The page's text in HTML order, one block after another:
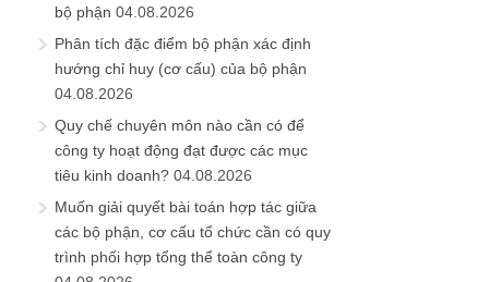
bộ phận 04.08.2026
Phân tích đặc điểm bộ phận xác định
hướng chỉ huy (cơ cấu) của bộ phận
04.08.2026
Quy chế chuyên môn nào cần có để
công ty hoạt động đạt được các mục
tiêu kinh doanh? 04.08.2026
Muốn giải quyết bài toán hợp tác giữa
các bộ phận, cơ cấu tổ chức cần có quy
trình phối hợp tổng thể toàn công ty